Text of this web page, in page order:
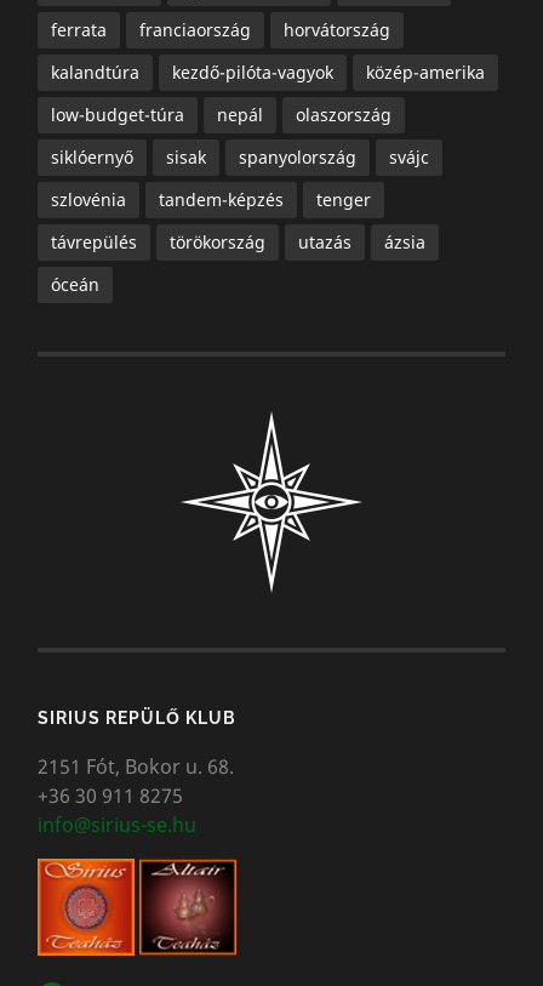
ferrata
franciaország
horvátország
kalandtúra
kezdő-pilóta-vagyok
közép-amerika
low-budget-túra
nepál
olaszország
siklóernyő
sisak spanyolország
svájc
szlovénia
tandem-képzés
tenger
távrepülés
törökország utazás
ázsia
óceán
SIRIUS REPÜLŐ KLUB
2151 Fót, Bokor u. 68.
+36 30 911 8275
info@sirius-se.hu